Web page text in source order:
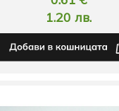
1.20 лв.